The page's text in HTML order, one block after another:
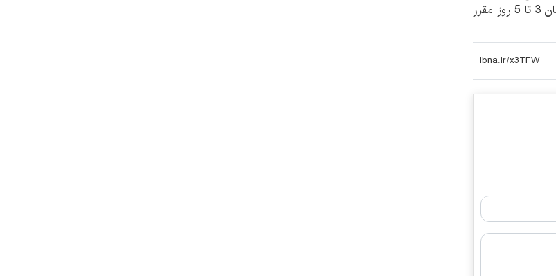
آن بسیار تفاوت دارد که بهتر است حتی این تعداد روزها کمتر و به همان 3 تا 5 روز مقرر